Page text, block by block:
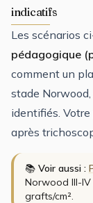
indicatifs
Les scénarios
pédagogique
comment un
stade
identifiés.
après
📚 Voir aussi :
Norwood III-
grafts/cm².